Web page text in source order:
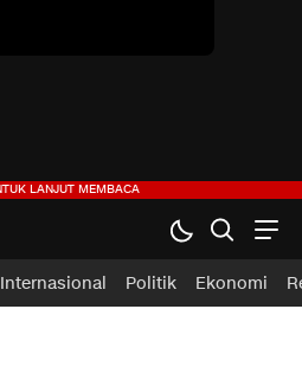
Internasional Politik Ekonomi